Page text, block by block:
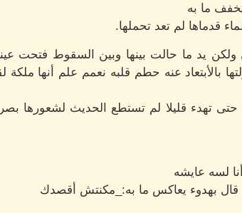
ما به
قدماها لم تعد تحملها.
يد ما حالت بينها وبين السقوط فتحت
بالأبتعاد عنه حطم قلبه نعمم علم أنها ملكة
تهدء قليلا لم تستطع الحديث لشعورها
لسه عايشه
قال بهدوء يعاكس ما به:_مكنتش أقصدك